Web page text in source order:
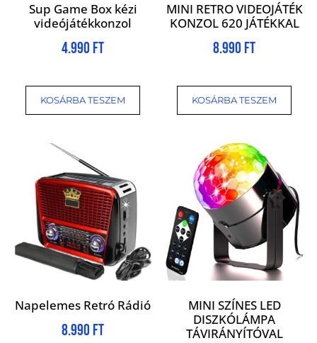
Sup Game Box kézi
videójátékkonzol
4.990 Ft
KOSÁRBA TESZEM
MINI RETRO VIDEOJÁTÉK
KONZOL 620 JÁTÉKKAL
8.990 Ft
KOSÁRBA TESZEM
Napelemes Retró Rádió
8.990 Ft
MINI SZÍNES LED
DISZKÓLÁMPA
TÁVIRÁNYÍTÓVAL